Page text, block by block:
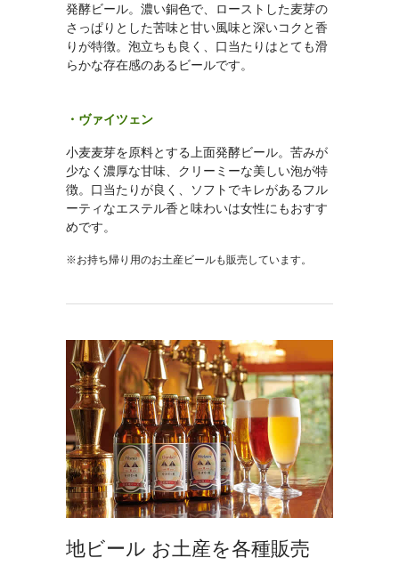
発酵ビール。濃い銅色で、ローストした麦芽の
さっぱりとした苦味と甘い風味と深いコクと香
りが特徴。泡立ちも良く、口当たりはとても滑
らかな存在感のあるビールです。
・ヴァイツェン
小麦麦芽を原料とする上面発酵ビール。苦みが
少なく濃厚な甘味、クリーミーな美しい泡が特
徴。口当たりが良く、ソフトでキレがあるフル
ーティなエステル香と味わいは女性にもおすす
めです。
お持ち帰り用のお土産ビールも販売しています。
地ビール お土産を各種販売